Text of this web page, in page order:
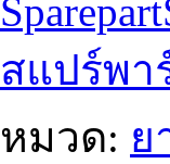
สแปร์พ
หมวด: ย